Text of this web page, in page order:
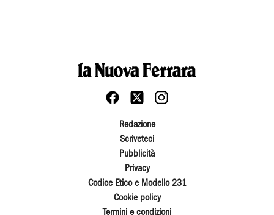
Redazione
Scriveteci
Pubblicità
Privacy
Codice Etico e Modello 231
Cookie policy
Termini e condizioni